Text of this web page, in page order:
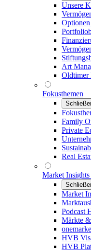
Unsere
Art
Oldtimer
Fokusthemen
Family
Private
Real
Market
Market
Podcast
Märkte
HVB
HVB